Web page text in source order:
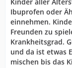
Ibuprofen oder
einnehmen.
Freunden zu
Krankheitsgrad.
und da ist etwas
mischen bis das